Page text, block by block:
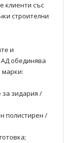
клиенти със
строителни
и
АД обединява
марки:
за зидария /
полистирен /